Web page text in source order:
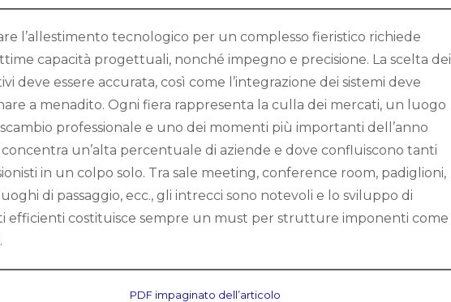
l’allestimento tecnologico per un complesso fieristico richiede
capacità progettuali, nonché impegno e precisione. La scelta dei
deve essere accurata, così come l’integrazione dei sistemi deve
a menadito. Ogni fiera rappresenta la culla dei mercati, un luogo
professionale e uno dei momenti più importanti dell’anno
concentra un’alta percentuale di aziende e dove confluiscono tanti
in un colpo solo. Tra sale meeting, conference room, padiglioni,
di passaggio, ecc., gli intrecci sono notevoli e lo sviluppo di
efficienti costituisce sempre un must per strutture imponenti come
PDF impaginato dell’articolo